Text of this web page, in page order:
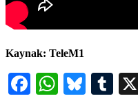
Kaynak: TeleM1
Facebook